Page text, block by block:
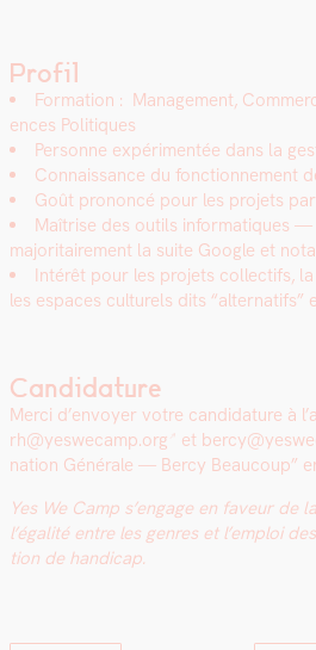
Profil
For­ma­tion : Man­age­ment,
ences Poli­tiques
Per­son­ne expéri­men­tée dans la
Con­nais­sance du fonc­tion­nement
Goût pronon­cé pour les pro­jets
Maîtrise des out­ils infor­ma­tiques —
majori­taire­ment la suite Google et
Intérêt pour les pro­jets col­lec­tifs,
les espaces cul­turels dits “alter­nat­ifs”
Candidature
Mer­ci d’en­voy­er votre can­di­da­ture à
rh@yeswecamp.org
et
na­tion Générale — Bercy Beau­coup”
Yes We Camp s’engage en faveur de
l’égalité entre les gen­res et l’emploi
tion de hand­i­cap.